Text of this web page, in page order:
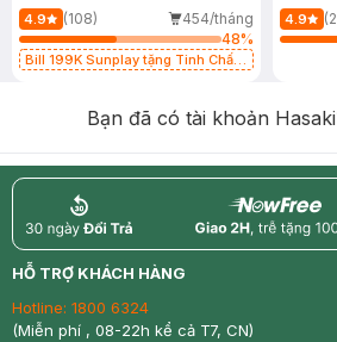
4.9 (108)
454/tháng
48%
Bill 199K Sunplay tặng Tinh Chất
4.9
Bạn đã có tài khoản
return nowfree
HỖ TRỢ KHÁCH HÀNG
Hotline: 1800 6324
(Miễn phí , 08-22h kể cả T7, CN)